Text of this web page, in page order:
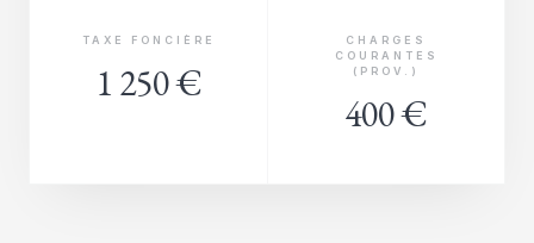
TAXE FONCIÈRE
1 250 €
CHARGES
COURANTES
(PROV.)
400 €